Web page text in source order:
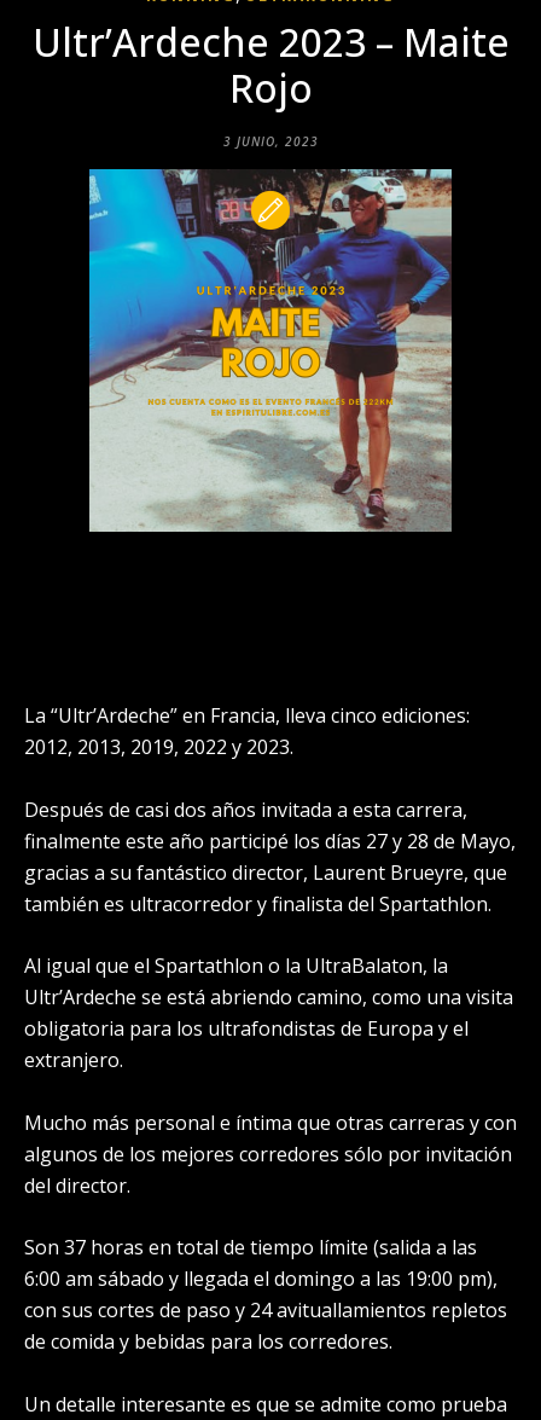
Ultr’Ardeche 2023 – Maite
Rojo
3 JUNIO, 2023
La “Ultr’Ardeche” en Francia, lleva cinco ediciones:
2012, 2013, 2019, 2022 y 2023.
Después de casi dos años invitada a esta carrera,
finalmente este año participé los días 27 y 28 de Mayo,
gracias a su fantástico director, Laurent Brueyre, que
también es ultracorredor y finalista del Spartathlon.
Al igual que el Spartathlon o la UltraBalaton, la
Ultr’Ardeche se está abriendo camino, como una visita
obligatoria para los ultrafondistas de Europa y el
extranjero.
Mucho más personal e íntima que otras carreras y con
algunos de los mejores corredores sólo por invitación
del director.
Son 37 horas en total de tiempo límite (salida a las
6:00 am sábado y llegada el domingo a las 19:00 pm),
con sus cortes de paso y 24 avituallamientos repletos
de comida y bebidas para los corredores.
Un detalle interesante es que se admite como prueba